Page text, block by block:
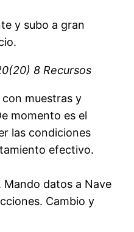
y subo a gran
8 Recursos
muestras y
momento es el
las condiciones
efectivo.
Mando datos a Nave
Cambio y